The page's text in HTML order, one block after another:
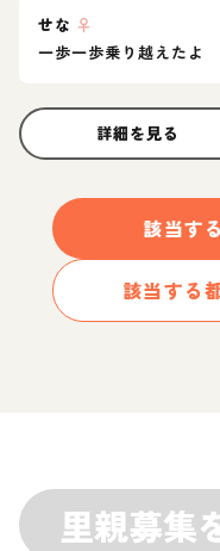
せな ♀
一歩一歩乗り越えたよ
詳細を見る
該当す
該当する
里親募集